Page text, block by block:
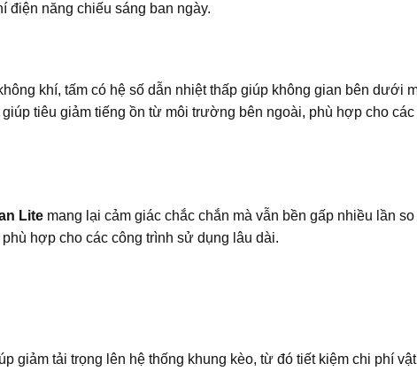
điện năng chiếu sáng ban ngày.
khí, tấm có hệ số dẫn nhiệt thấp giúp không gian bên dưới
tiêu giảm tiếng ồn từ môi trường bên ngoài, phù hợp cho các
Lite mang lại cảm giác chắc chắn mà vẫn bền gấp nhiều lần
hợp cho các công trình sử dụng lâu dài.
giảm tải trọng lên hệ thống khung kèo, từ đó tiết kiệm chi phí